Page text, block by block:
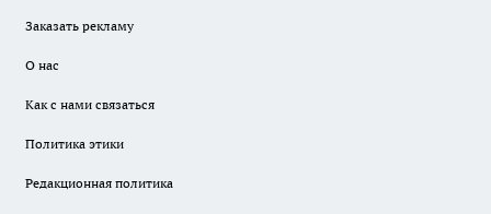
Заказать рекламу
О нас
Как с нами связаться
Политика этики
Редакционная политика